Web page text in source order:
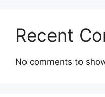
Recent
No comments to